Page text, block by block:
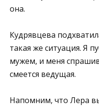
она.
Кудрявцева
такая же ситуация. Я
мужем, и меня
смеется ведущая.
Напомним, что Лера